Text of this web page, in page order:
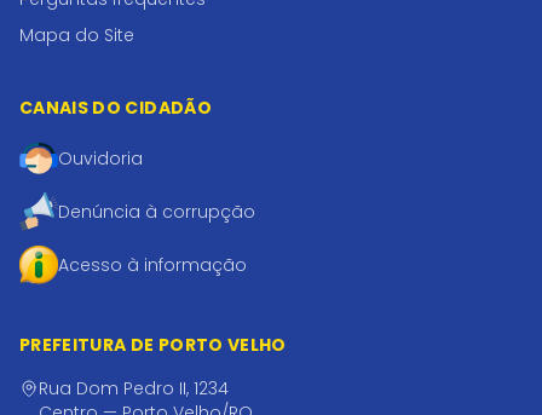
Mapa do Site
CANAIS DO CIDADÃO
Ouvidoria
Denúncia à corrupção
Acesso à informação
PREFEITURA DE PORTO VELHO
Rua Dom Pedro II, 1234